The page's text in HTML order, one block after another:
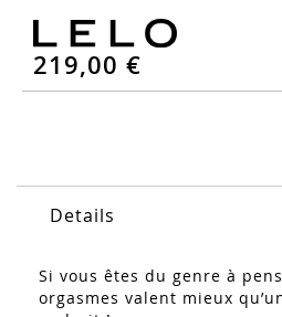
beginning
the
images
219,00 €
Details
Si vous êtes du genre à
orgasmes valent mieux